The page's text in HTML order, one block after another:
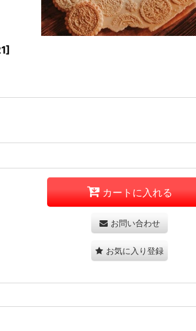
]
カートに入れる
お問い合わせ
お気に入り登録